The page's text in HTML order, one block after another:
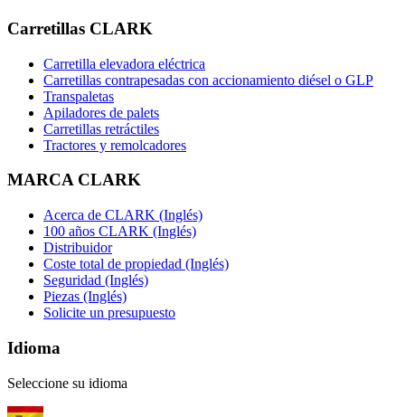
Carretillas CLARK
Carretilla elevadora eléctrica
Carretillas contrapesadas con accionamiento diésel o GLP
Transpaletas
Apiladores de palets
Carretillas retráctiles
Tractores y remolcadores
MARCA CLARK
Acerca de CLARK (Inglés)
100 años CLARK (Inglés)
Distribuidor
Coste total de propiedad (Inglés)
Seguridad (Inglés)
Piezas (Inglés)
Solicite un presupuesto
Idioma
Seleccione su idioma